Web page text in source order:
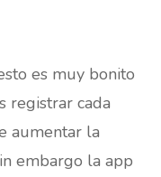
es muy bonito
registrar cada
aumentar la
embargo la app